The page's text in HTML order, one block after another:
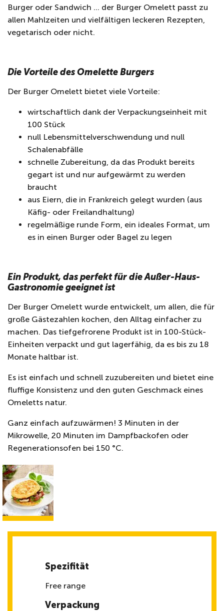
Burger oder Sandwich … der Burger Omelett passt zu
allen Mahlzeiten und vielfältigen leckeren Rezepten,
vegetarisch oder nicht.
Die Vorteile des Omelette Burgers
Der Burger Omelett bietet viele Vorteile:
wirtschaftlich dank der Verpackungseinheit mit
100 Stück
null Lebensmittelverschwendung und null
Schalenabfälle
schnelle Zubereitung, da das Produkt bereits
gegart ist und nur aufgewärmt zu werden
braucht
aus Eiern, die in Frankreich gelegt wurden (aus
Käfig- oder Freilandhaltung)
regelmäßige runde Form, ein ideales Format, um
es in einen Burger oder Bagel zu legen
Ein Produkt, das perfekt für die Außer-Haus-
Gastronomie geeignet ist
Der Burger Omelett wurde entwickelt, um allen, die für
große Gästezahlen kochen, den Alltag einfacher zu
machen. Das tiefgefrorene Produkt ist in 100-Stück-
Einheiten verpackt und gut lagerfähig, da es bis zu 18
Monate haltbar ist.
Es ist einfach und schnell zuzubereiten und bietet eine
fluffige Konsistenz und den guten Geschmack eines
Omeletts natur.
Ganz einfach aufzuwärmen! 3 Minuten in der
Mikrowelle, 20 Minuten im Dampfbackofen oder
Regenerationsofen bei 150 °C.
Spezifität
Free range
Verpackung